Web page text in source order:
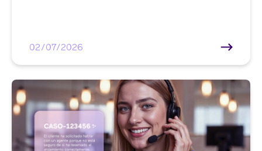
02/07/2026